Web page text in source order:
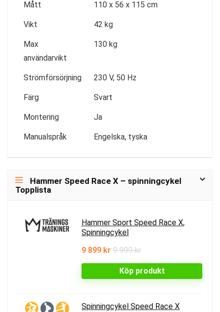
Mått 110 x 56 x 115 cm
Vikt 42 kg
Max
användarvikt
130 kg
Strömförsörjning 230 V, 50 Hz
Färg Svart
Montering Ja
Manualspråk Engelska, tyska
Hammer Speed Race X – spinningcykel
Topplista
Hammer Sport Speed Race X,
Spinningcykel
9 899 kr 9 999 kr
Köp produkt
Spinningcykel Speed Race X